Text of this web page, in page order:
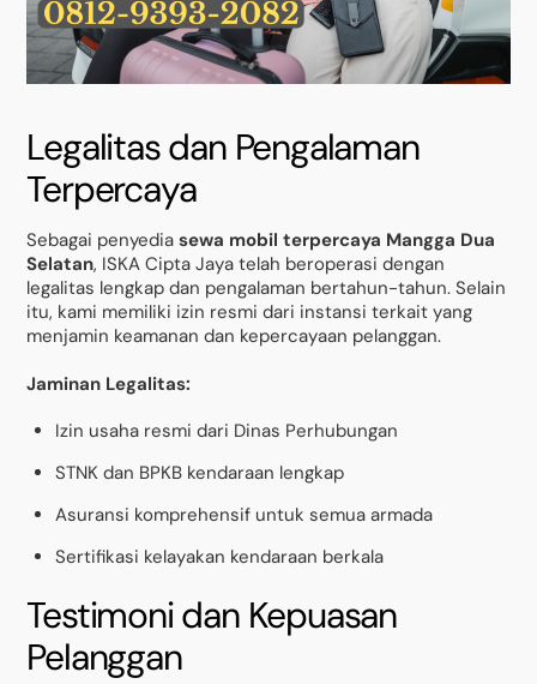
Legalitas dan Pengalaman
Terpercaya
Sebagai penyediasewa mobil terpercaya Mangga Dua
Selatan, ISKA Cipta Jaya telah beroperasi dengan
legalitas lengkap dan pengalaman bertahun-tahun. Selain
itu, kami memiliki izin resmi dari instansi terkait yang
menjamin keamanan dan kepercayaan pelanggan.
Jaminan Legalitas:
Izin usaha resmi dari Dinas Perhubungan
STNK dan BPKB kendaraan lengkap
Asuransi komprehensif untuk semua armada
Sertifikasi kelayakan kendaraan berkala
Testimoni dan Kepuasan
Pelanggan